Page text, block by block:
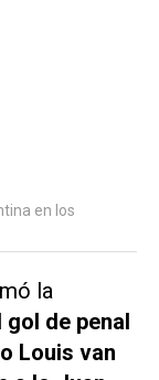
en los
la
gol de penal
Louis van